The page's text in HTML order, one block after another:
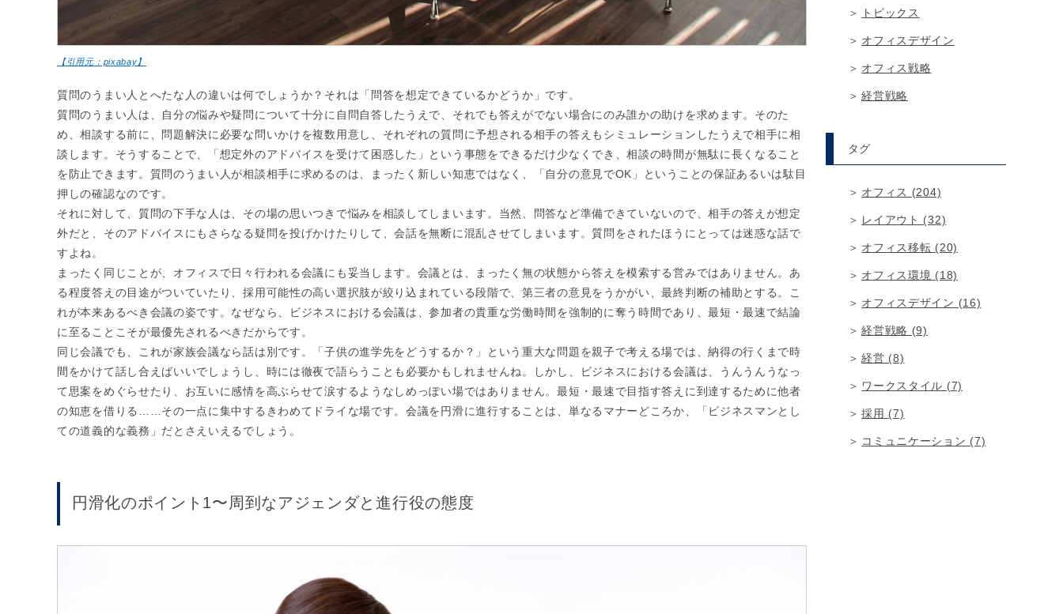
【引用元：pixabay】
質問のうまい人とへたな人の違いは何でしょうか？それは「問答を想定できているかどうか」です。
質問のうまい人は、自分の悩みや疑問について十分に自問自答したうえで、それでも答えがでない場合にのみ誰かの助けを求めます。そのた
め、相談する前に、問題解決に必要な問いかけを複数用意し、それぞれの質問に予想される相手の答えもシミュレーションしたうえで相手に相
談します。そうすることで、「想定外のアドバイスを受けて困惑した」という事態をできるだけ少なくでき、相談の時間が無駄に長くなること
を防止できます。質問のうまい人が相談相手に求めるのは、まったく新しい知恵ではなく、「自分の意見でOK」ということの保証あるいは駄目
押しの確認なのです。
それに対して、質問の下手な人は、その場の思いつきで悩みを相談してしまいます。当然、問答など準備できていないので、相手の答えが想定
外だと、そのアドバイスにもさらなる疑問を投げかけたりして、会話を無断に混乱させてしまいます。質問をされたほうにとっては迷惑な話で
すよね。
まったく同じことが、オフィスで日々行われる会議にも妥当します。会議とは、まったく無の状態から答えを模索する営みではありません。あ
る程度答えの目途がついていたり、採用可能性の高い選択肢が絞り込まれている段階で、第三者の意見をうかがい、最終判断の補助とする。こ
れが本来あるべき会議の姿です。なぜなら、ビジネスにおける会議は、参加者の貴重な労働時間を強制的に奪う時間であり、最短・最速で結論
に至ることこそが最優先されるべきだからです。
同じ会議でも、これが家族会議なら話は別です。「子供の進学先をどうするか？」という重大な問題を親子で考える場では、納得の行くまで時
間をかけて話し合えばいいでしょうし、時には徹夜で語らうことも必要かもしれませんね。しかし、ビジネスにおける会議は、うんうんうなっ
て思案をめぐらせたり、お互いに感情を高ぶらせて涙するようなしめっぽい場ではありません。最短・最速で目指す答えに到達するために他者
の知恵を借りる……その一点に集中するきわめてドライな場です。会議を円滑に進行することは、単なるマナーどころか、「ビジネスマンとし
ての道義的な義務」だとさえいえるでしょう。
円滑化のポイント1〜周到なアジェンダと進行役の態度
トピックス
オフィスデザイン
オフィス戦略
経営戦略
タグ
オフィス (204)
レイアウト (32)
オフィス移転 (20)
オフィス環境 (18)
オフィスデザイン (16)
経営戦略 (9)
経営 (8)
ワークスタイル (7)
採用 (7)
コミュニケーション (7)